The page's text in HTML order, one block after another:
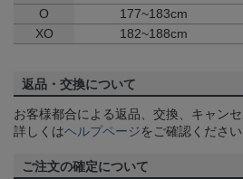
O
177~183cm
XO
182~188cm
返品・交換について
お客様都合による返品、交換、キャン
詳しくはヘルプページをご確認ください
ご注文の確定について